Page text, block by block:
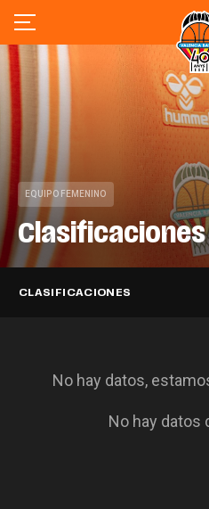
EQUIPO FEMENINO
Clasificaciones
CLASIFICACIONES
No hay datos,
No hay datos